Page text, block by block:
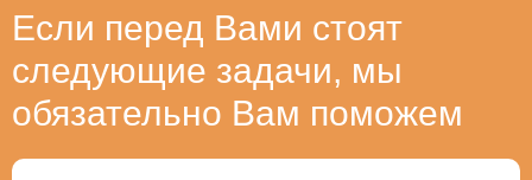
Если перед Вами стоят
следующие задачи, мы
обязательно Вам поможем